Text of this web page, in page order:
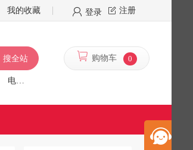
我的收藏 登录 注册
搜全站
电炉
购物车 0